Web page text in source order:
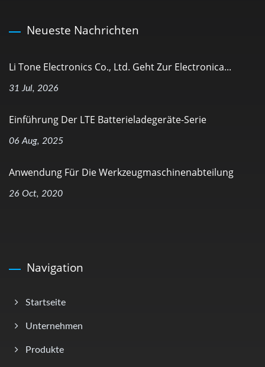
Neueste Nachrichten
Li Tone Electronics Co., Ltd. Geht Zur Electronica...
31 Jul, 2026
Einführung Der LTE Batterieladegeräte-Serie
06 Aug, 2025
Anwendung Für Die Werkzeugmaschinenabteilung
26 Oct, 2020
Navigation
Startseite
Unternehmen
Produkte